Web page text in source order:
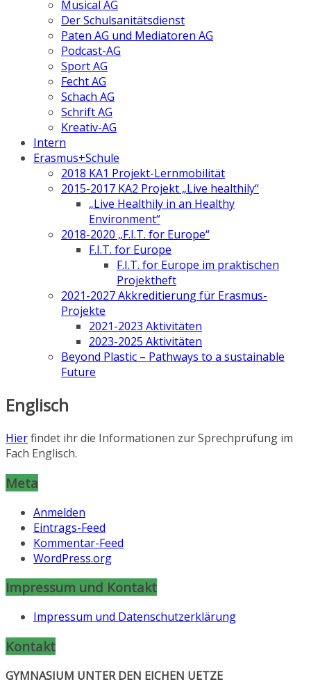
Musical AG
Der Schulsanitätsdienst
Paten AG und Mediatoren AG
Podcast-AG
Sport AG
Fecht AG
Schach AG
Schrift AG
Kreativ-AG
Intern
Erasmus+Schule
2018 KA1 Projekt-Lernmobilität
2015-2017 KA2 Projekt „Live healthily“
„Live Healthily in an Healthy
Environment“
2018-2020 „F.I.T. for Europe“
F.I.T. for Europe
F.I.T. for Europe im praktischen
Projektheft
2021-2027 Akkreditierung für Erasmus-
Projekte
2021-2023 Aktivitäten
2023-2025 Aktivitäten
Beyond Plastic – Pathways to a sustainable
Future
Englisch
Hierfindet ihr die Informationen zur Sprechprüfung im
Fach Englisch.
Meta
Anmelden
Eintrags-Feed
Kommentar-Feed
WordPress.org
Impressum und Kontakt
Impressum und Datenschutzerklärung
Kontakt
GYMNASIUM UNTER DEN EICHEN UETZE